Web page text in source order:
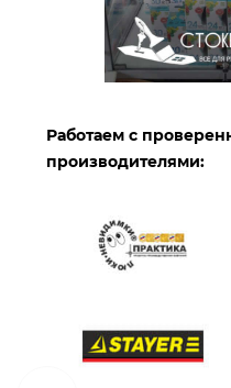
Работаем с
производителями: